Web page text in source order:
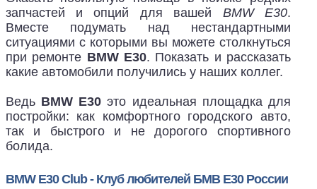
запчастей и опций для вашей BMW E30.
Вместе подумать над нестандартными
ситуациями с которыми вы можете столкнуться
при ремонте BMW E30. Показать и рассказать
какие автомобили получились у наших коллег.
Ведь BMW E30 это идеальная площадка для
постройки: как комфортного городского авто,
так и быстрого и не дорогого спортивного
болида.
BMW E30 Club - Клуб любителей БМВ Е30 России